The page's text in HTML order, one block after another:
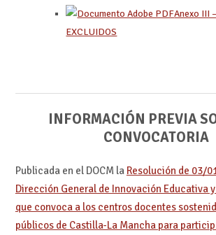
Anexo III
EXCLUIDOS
INFORMACIÓN PREVIA
CONVOCATORIA
Publicada en el DOCM la Resolución de 03/
Dirección General de Innovación Educativa
que convoca a los centros docentes
públicos de Castilla-La Mancha para